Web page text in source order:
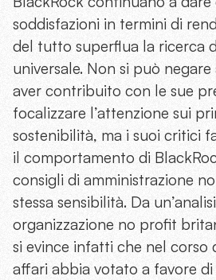
soddisfazioni in termini di
del tutto superflua la ricerca
universale. Non si può
aver contribuito con le sue
focalizzare l’attenzione sui
sostenibilità, ma i suoi critici
il comportamento di
consigli di amministrazione
stessa sensibilità. Da
organizzazione no profit
si evince infatti che nel corso
affari abbia votato a favore